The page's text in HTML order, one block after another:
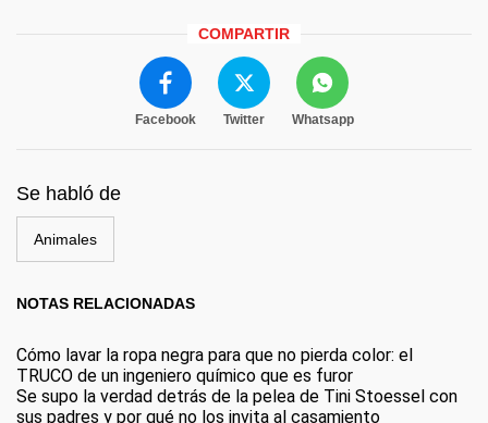
COMPARTIR
Facebook Twitter Whatsapp
Se habló de
Animales
NOTAS RELACIONADAS
Cómo lavar la ropa negra para que no pierda color: el
TRUCO de un ingeniero químico que es furor
Se supo la verdad detrás de la pelea de Tini Stoessel con
sus padres y por qué no los invita al casamiento